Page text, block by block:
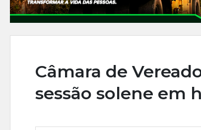
Câmara de
sessão solene em